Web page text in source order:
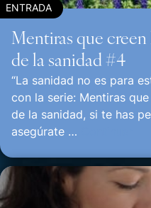
ENTRADA
Mentiras que
de la sanidad #4
“La sanidad no es para
con la serie: Mentiras
de la sanidad, si te has
asegúrate …